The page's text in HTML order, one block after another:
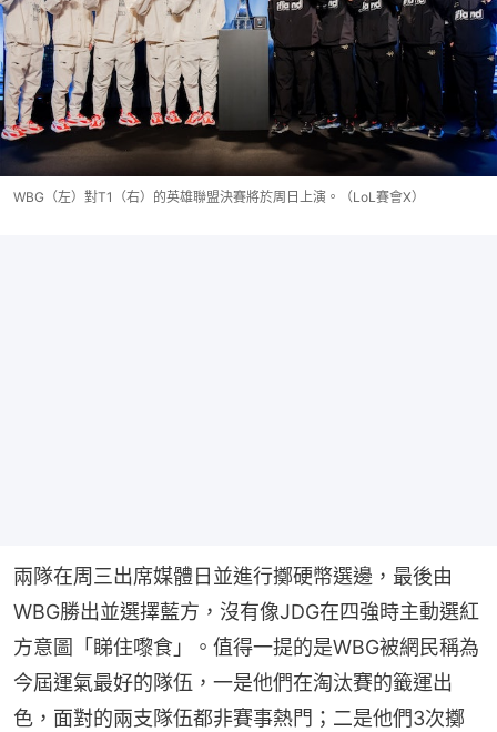
WBG（左）對T1（右）的英雄聯盟決賽將於周日上演。（LoL賽會X）
兩隊在周三出席媒體日並進行擲硬幣選邊，最後由
WBG勝出並選擇藍方，沒有像JDG在四強時主動選紅
方意圖「睇住嚟食」。值得一提的是WBG被網民稱為
今屆運氣最好的隊伍，一是他們在淘汰賽的籤運出
色，面對的兩支隊伍都非賽事熱門；二是他們3次擲